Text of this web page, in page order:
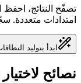
تصفّح النتائج،
امتدادات متعددة.
ابدأ بتوليد
نصائح